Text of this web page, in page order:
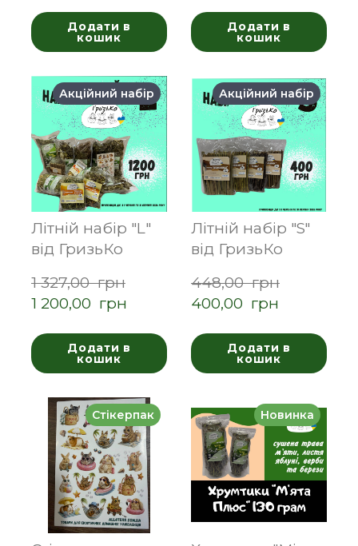
Додати в
кошик
Додати в
кошик
Акційний набір
Літній набір "L"
від ГризьКо
1 327,00  грн
1 200,00  грн
Додати в
кошик
Акційний набір
Літній набір "S"
від ГризьКо
448,00  грн
400,00  грн
Додати в
кошик
Стікерпак Новинка